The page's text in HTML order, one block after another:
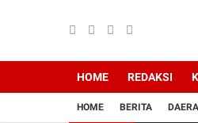
HOME REDAKSI
HOME BERITA